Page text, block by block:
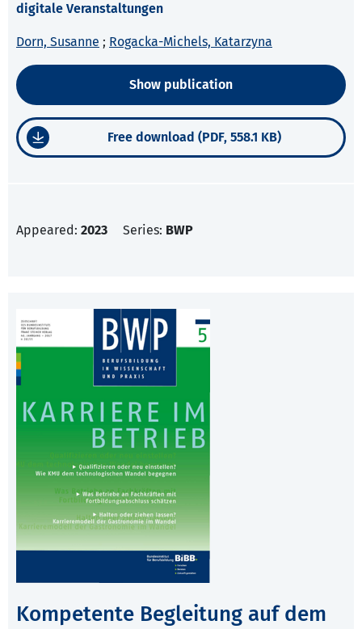
digitale Veranstaltungen
Dorn, Susanne ; Rogacka-Michels, Katarzyna
Show publication
Free download (PDF, 558.1 KB)
Appeared: 2023 Series: BWP
Kompetente Begleitung auf dem